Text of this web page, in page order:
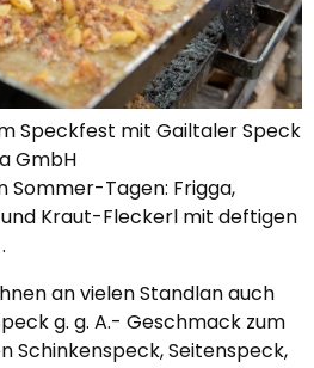
Speckfest mit Gailtaler Speck
GmbH
Sommer-Tagen: Frigga,
Kraut-Fleckerl mit deftigen
an vielen Standlan auch
g. g. A.- Geschmack zum
Schinkenspeck, Seitenspeck,